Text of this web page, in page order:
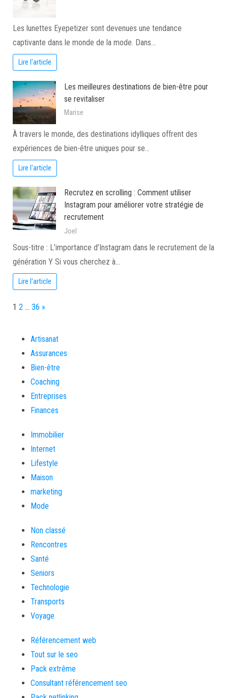
Les lunettes Eyepetizer sont devenues une tendance
captivante dans le monde de la mode. Dans…
Lire l'article
Les meilleures destinations de bien-être pour
se revitaliser
Marise
À travers le monde, des destinations idylliques offrent des
expériences de bien-être uniques pour se…
Lire l'article
Recrutez en scrolling : Comment utiliser
Instagram pour améliorer votre stratégie de
recrutement
Joel
Sous-titre : L’importance d’Instagram dans le recrutement de la
génération Y Si vous cherchez à…
Lire l'article
Page:
1 2 … 36 Next
»
Artisanat
Assurances
Bien-être
Coaching
Entreprises
Finances
Immobilier
Internet
Lifestyle
Maison
marketing
Mode
Non classé
Rencontres
Santé
Seniors
Technologie
Transports
Voyage
Référencement web
Tout sur le seo
Pack extrême
Consultant référencement seo